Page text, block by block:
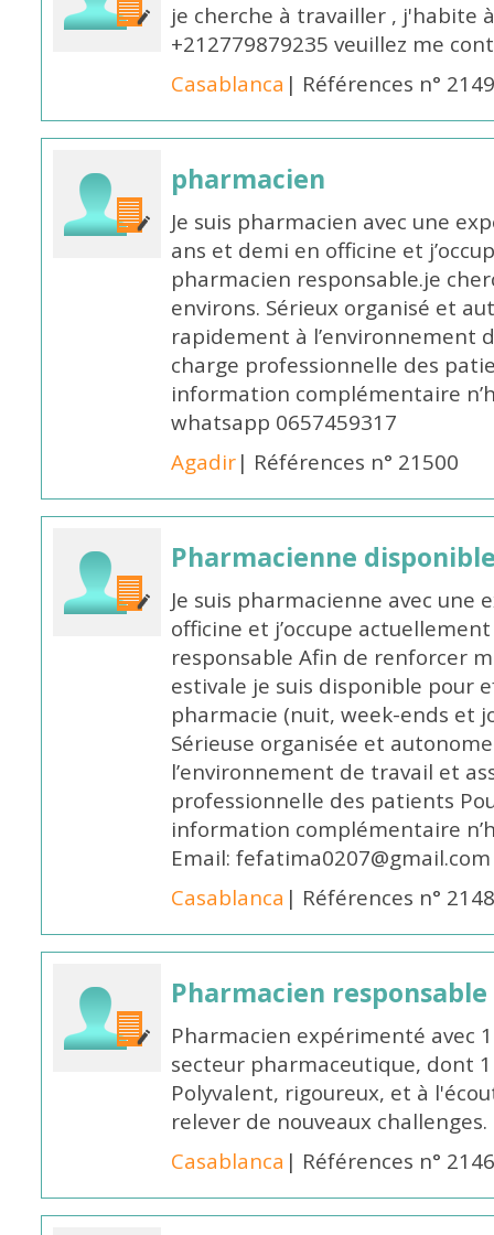
je cherche à travailler , j'habite
+212779879235 veuillez me
Casablanca | Références n°
pharmacien
Je suis pharmacien avec une
ans et demi en officine et
pharmacien responsable.je
environs. Sérieux organisé et
rapidement à l’environnement
charge professionnelle des
information complémentaire
whatsapp 0657459317
Agadir| Références n° 21500
Pharmacienne
Je suis pharmacienne avec
officine et j’occupe
responsable Afin de renforcer
estivale je suis disponible pour
pharmacie (nuit, week-ends et
Sérieuse organisée et
l’environnement de travail et
professionnelle des patients
information complémentaire
Email: fefatima0207@gmail.com
Casablanca | Références n°
Pharmacien responsable
Pharmacien expérimenté avec
secteur pharmaceutique, dont
Polyvalent, rigoureux, et à
relever de nouveaux
Casablanca | Références n°